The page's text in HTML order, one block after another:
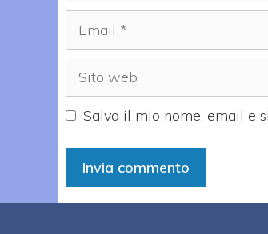
Salva il mio nome, email e